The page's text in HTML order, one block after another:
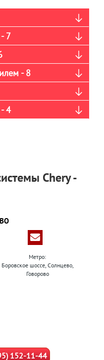
7
- 8
4
Chery -
Метро:
Боровское шоссе, Солнцево,
Говорово
152-11-44